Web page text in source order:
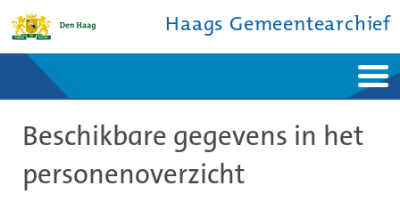
Haags Gemeentearchief
Ontdek de stad
De studiezaal
Bronnen en collecties
Contact
Beschikbare gegevens in het
personenoverzicht